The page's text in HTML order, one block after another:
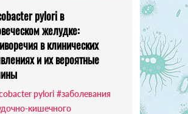
pylori в
желудке:
в клинических
и их вероятные
pylori #заболевания
кишечного